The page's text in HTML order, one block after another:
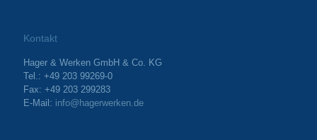
Kontakt
Hager & Werken GmbH & Co. KG
Tel.: +49 203 99269-0
Fax: +49 203 299283
E-Mail: info@hagerwerken.de